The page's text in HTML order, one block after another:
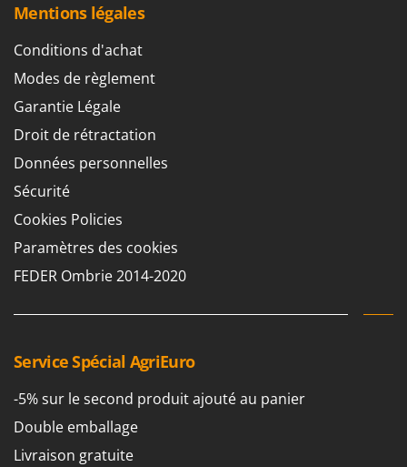
Mentions légales
Conditions d'achat
Modes de règlement
Garantie Légale
Droit de rétractation
Données personnelles
Sécurité
Cookies Policies
Paramètres des cookies
FEDER Ombrie 2014-2020
Service Spécial AgriEuro
-5% sur le second produit ajouté au panier
Double emballage
Livraison gratuite